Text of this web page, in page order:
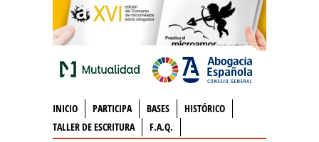
INICIO PARTICIPA BASES
HISTÓRICO
TALLER DE ESCRITURA
F.A.Q.